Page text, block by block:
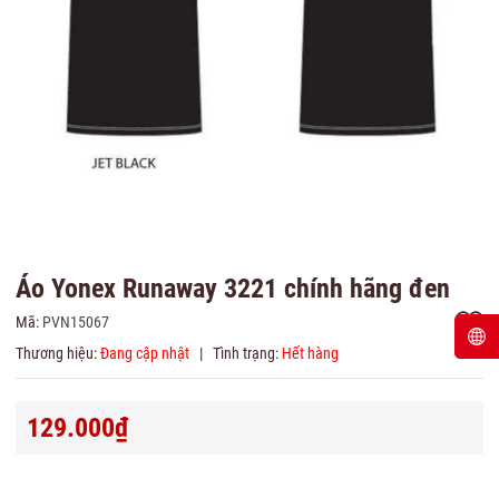
Áo Yonex Runaway 3221 chính hãng đen
Mã: PVN15067
Thương hiệu:Đang cập nhật | Tình trạng: Hết hàng
129.000₫